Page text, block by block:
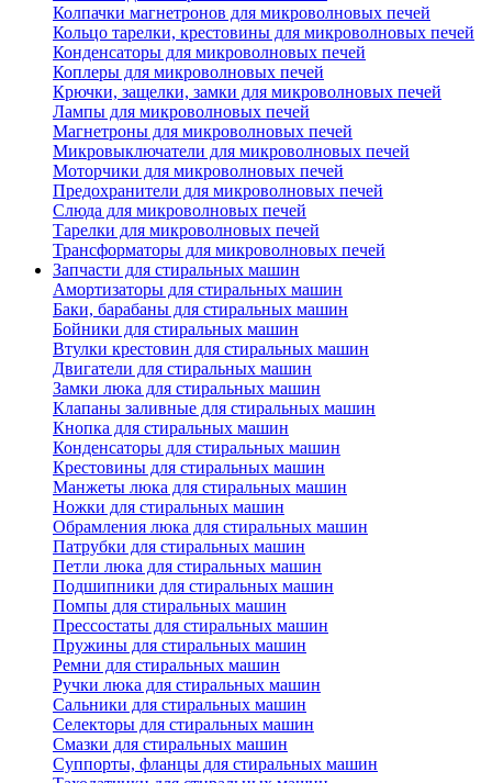
Колпачки магнетронов для микроволновых печей
Кольцо тарелки, крестовины для микроволновых печей
Конденсаторы для микроволновых печей
Коплеры для микроволновых печей
Крючки, защелки, замки для микроволновых печей
Лампы для микроволновых печей
Магнетроны для микроволновых печей
Микровыключатели для микроволновых печей
Моторчики для микроволновых печей
Предохранители для микроволновых печей
Слюда для микроволновых печей
Тарелки для микроволновых печей
Трансформаторы для микроволновых печей
Запчасти для стиральных машин
Амортизаторы для стиральных машин
Баки, барабаны для стиральных машин
Бойники для стиральных машин
Втулки крестовин для стиральных машин
Двигатели для стиральных машин
Замки люка для стиральных машин
Клапаны заливные для стиральных машин
Кнопка для стиральных машин
Конденсаторы для стиральных машин
Крестовины для стиральных машин
Манжеты люка для стиральных машин
Ножки для стиральных машин
Обрамления люка для стиральных машин
Патрубки для стиральных машин
Петли люка для стиральных машин
Подшипники для стиральных машин
Помпы для стиральных машин
Прессостаты для стиральных машин
Пружины для стиральных машин
Ремни для стиральных машин
Ручки люка для стиральных машин
Сальники для стиральных машин
Селекторы для стиральных машин
Смазки для стиральных машин
Суппорты, фланцы для стиральных машин